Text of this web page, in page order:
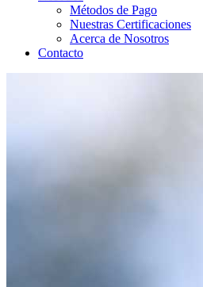
Métodos de Pago
Nuestras Certificaciones
Acerca de Nosotros
Contacto